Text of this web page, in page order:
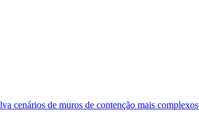
cenários de muros de contenção mais complexos